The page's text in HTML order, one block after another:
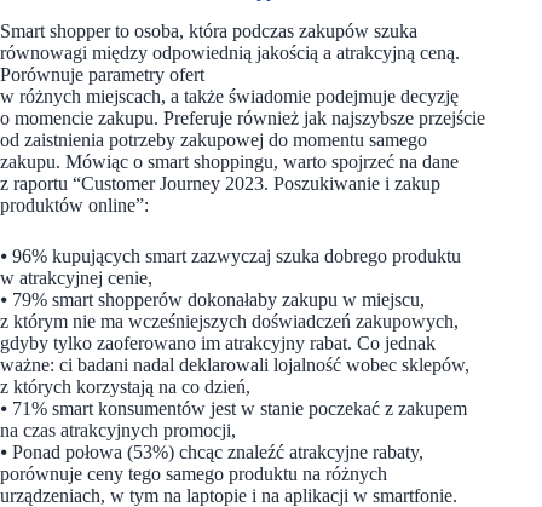
Smart shopper to osoba, która podczas zakupów szuka
równowagi między odpowiednią jakością a atrakcyjną ceną.
Porównuje parametry ofert
w różnych miejscach, a także świadomie podejmuje decyzję
o momencie zakupu. Preferuje również jak najszybsze przejście
od zaistnienia potrzeby zakupowej do momentu samego
zakupu. Mówiąc o smart shoppingu, warto spojrzeć na dane
z raportu “Customer Journey 2023. Poszukiwanie i zakup
produktów online”:
⦁ 96% kupujących smart zazwyczaj szuka dobrego produktu
w atrakcyjnej cenie,
⦁ 79% smart shopperów dokonałaby zakupu w miejscu,
z którym nie ma wcześniejszych doświadczeń zakupowych,
gdyby tylko zaoferowano im atrakcyjny rabat. Co jednak
ważne: ci badani nadal deklarowali lojalność wobec sklepów,
z których korzystają na co dzień,
⦁ 71% smart konsumentów jest w stanie poczekać z zakupem
na czas atrakcyjnych promocji,
⦁ Ponad połowa (53%) chcąc znaleźć atrakcyjne rabaty,
porównuje ceny tego samego produktu na różnych
urządzeniach, w tym na laptopie i na aplikacji w smartfonie.